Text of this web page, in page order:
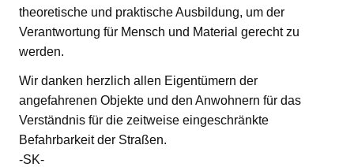
theoretische und praktische Ausbildung, um der
Verantwortung für Mensch und Material gerecht zu
werden.
Wir danken herzlich allen Eigentümern der
angefahrenen Objekte und den Anwohnern für das
Verständnis für die zeitweise eingeschränkte
Befahrbarkeit der Straßen.
-SK-